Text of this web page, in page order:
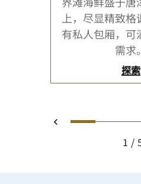
上，尽显精致格
有私人包厢，可
需求。
探索
上一页
0 1 2
1